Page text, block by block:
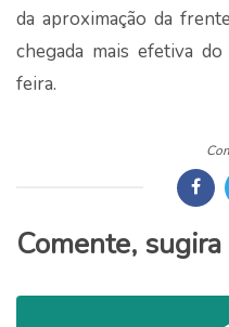
da aproximação da
chegada mais efetiva
feira.
Comente,